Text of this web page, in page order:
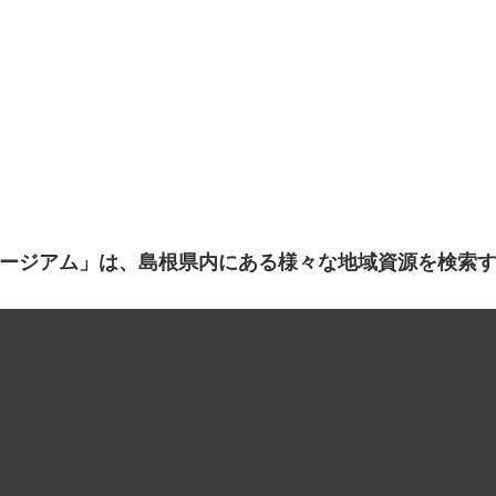
ジアム」は、島根県内にある様々な地域資源を検索